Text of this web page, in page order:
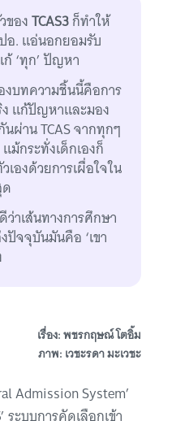
ของTCAS3ก็ทำให้
อ. แอ่นอกยอมรับ
‘ทุก’ ปัญหา
บทความชิ้นนี้คือการ
แก้ปัญหาและมอง
ผ่าน TCAS จากทุกๆ
ม้กระทั่งเด็กเองก็
เองด้วยการเผื่อใจใน
ว่าเส้นทางการศึกษา
จจุบันมันคือ ‘เขา
เรื่อง: พชรกฤษณ์ โตอิ้ม
ภาพ: เวชะรดา มะเวชะ
Admission System’